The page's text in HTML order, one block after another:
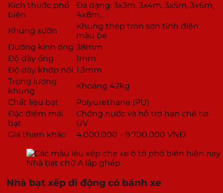
Kích thước phổ
biến
Đa dạng: 3x3m, 3x4m, 3x5m, 3x6m,
4x8m…
Khung sườn
Khung thép tròn sơn tĩnh điện
màu be
Đường kính ống 38mm
Độ dày ống
1mm
Độ dày khớp nối 1.3mm
Trọng lượng
khung
Khoảng 42kg
Chất liệu bạt
Polyurethane (PU)
Đặc điểm mái
bạt
Chống nước và hỗ trợ hạn chế tia
UV
Giá tham khảo
4.000.000 – 9.700.000 VNĐ
Nhà bạt chữ A lắp ghép
Nhà bạt xếp di động có bánh xe